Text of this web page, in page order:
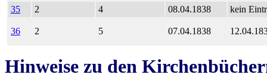
35 2 4 08.04.1838 kein
36 2 5 07.04.1838
Hinweise zu den